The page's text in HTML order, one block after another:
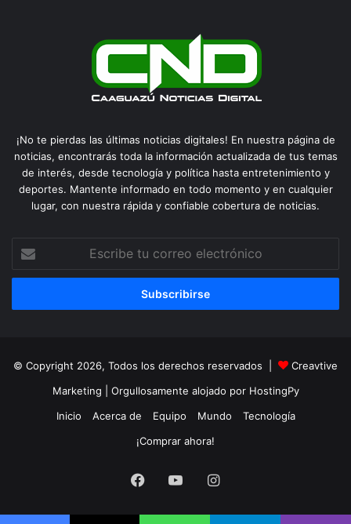
¡No te pierdas las últimas noticias digitales! En nuestra página de
noticias, encontrarás toda la información actualizada de tus temas
de interés, desde tecnología y política hasta entretenimiento y
deportes. Mantente informado en todo momento y en cualquier
lugar, con nuestra rápida y confiable cobertura de noticias.
correo
© Copyright 2026, Todos los derechos reservados |
Creavtive
Marketing | Orgullosamente alojado por HostingPy
Inicio
Acerca de Equipo Mundo
Tecnología
¡Comprar ahora!
Facebook
YouTubeInstagram